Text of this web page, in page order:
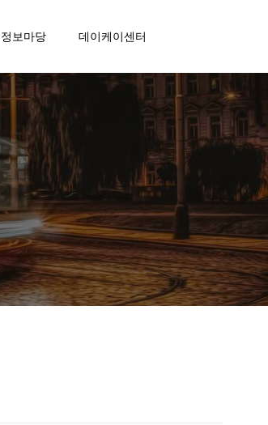
정보마당 데이케이센터